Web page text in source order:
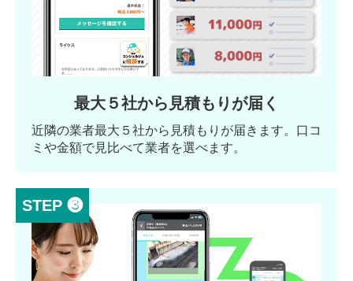
最大５社から見積もりが届く
近隣の業者最大５社から見積もりが届きます。口コ
ミや金額で見比べて業者を選べます。
STEP ❸